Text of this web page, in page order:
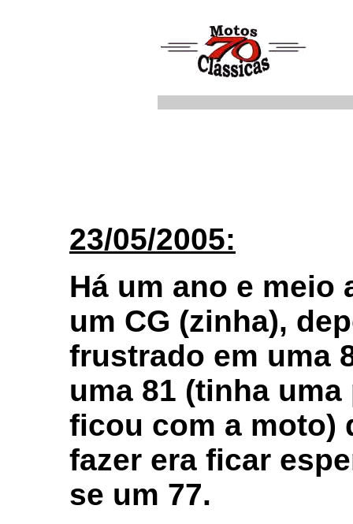
23/05/2005:
Há um ano e meio
um CG (zinha),
frustrado em uma
uma 81 (tinha
ficou com a moto)
fazer era ficar
se um 77.